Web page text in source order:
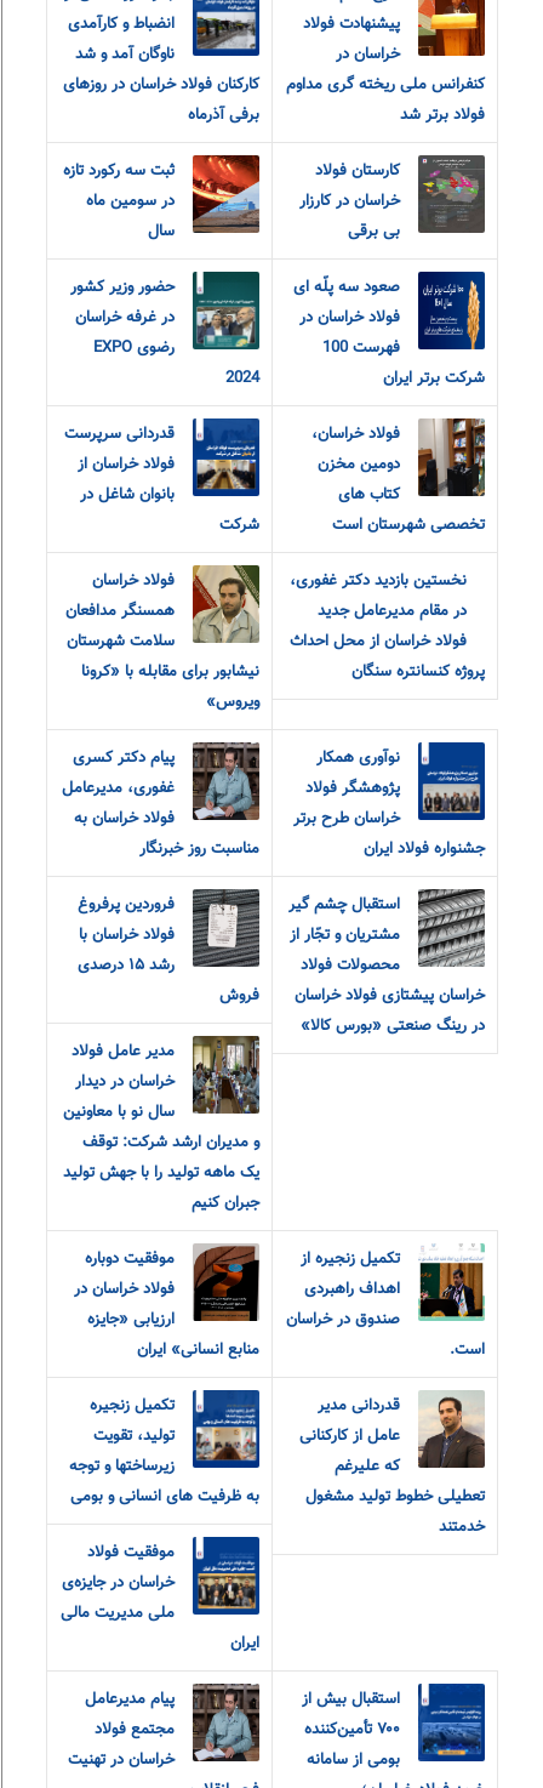
پیشنهادت فولاد
خراسان در
کنفرانس ملی ریخته گری مداوم
فولاد برتر شد
انضباط و کارآمدی
ناوگان آمد و شد
کارکنان فولاد خراسان در روزهای
برفی آذرماه
کارستان فولاد
خراسان در کارزار
بی برقی
ثبت سه رکورد تازه
در سومین ماه
سال
صعود سه پلّه ای
فولاد خراسان در
فهرست 100
شرکت برتر ایران
حضور وزیر کشور
در غرفه خراسان
رضوی EXPO
2024
فولاد خراسان،
دومین مخزن
کتاب های
تخصصی شهرستان است
قدردانی سرپرست
فولاد خراسان از
بانوان شاغل در
شرکت
نخستین بازدید دکتر غفوری،
در مقام مدیرعامل جدید
فولاد خراسان از محل احداث
پروژه کنسانتره سنگان
فولاد خراسان
همسنگر مدافعان
سلامت شهرستان
نیشابور برای مقابله با «کرونا
ویروس»
نوآوری همکار
پژوهشگر فولاد
خراسان طرح برتر
جشنواره فولاد ایران
پیام دکتر کسری
غفوری، مدیرعامل
فولاد خراسان به
مناسبت روز خبرنگار
استقبال چشم گیر
مشتریان و تجّار از
محصولات فولاد
خراسان پیشتازی فولاد خراسان
در رینگ صنعتی «بورس کالا»
فروردین پرفروغ
فولاد خراسان با
رشد ۱۵ درصدی
فروش
مدير عامل فولاد
خراسان در ديدار
سال نو با معاونين
و مديران ارشد شرکت: توقف
یک ماهه تولید را با جهش تولید
جبران کنیم
تکمیل زنجیره از
اهداف راهبردی
صندوق در خراسان
است.
موفقیت دوباره
فولاد خراسان در
ارزیابی «جایزه
منابع انسانی» ایران
قدردانی مدیر
عامل از کارکنانی
که علیرغم
تعطیلی خطوط تولید مشغول
خدمتند
تکمیل زنجیره
تولید، تقویت
زیرساختها و توجه
به ظرفیت های انسانی و بومی
موفقیت فولاد
خراسان در جایزه‌ی
ملی مدیریت مالی
ایران
استقبال بیش از
۷۰۰ تأمین‌کننده
بومی از سامانه
پیام مدیرعامل
مجتمع فولاد
خراسان در تهنیت